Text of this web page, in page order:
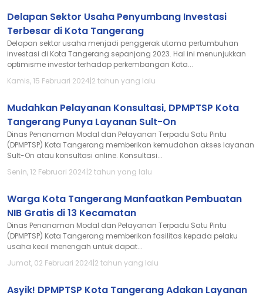
Delapan Sektor Usaha Penyumbang Investasi
Terbesar di Kota Tangerang
Delapan sektor usaha menjadi penggerak utama pertumbuhan
investasi di Kota Tangerang sepanjang 2023. Hal ini menunjukkan
optimisme investor terhadap perkembangan Kota...
Kamis, 15 Februari 2024|2 tahun yang lalu
Mudahkan Pelayanan Konsultasi, DPMPTSP Kota
Tangerang Punya Layanan Sult-On
Dinas Penanaman Modal dan Pelayanan Terpadu Satu Pintu
(DPMPTSP) Kota Tangerang memberikan kemudahan akses layanan
Sult-On atau konsultasi online. Konsultasi...
Senin, 12 Februari 2024|2 tahun yang lalu
Warga Kota Tangerang Manfaatkan Pembuatan
NIB Gratis di 13 Kecamatan
Dinas Penanaman Modal dan Pelayanan Terpadu Satu Pintu
(DPMPTSP) Kota Tangerang memberikan fasilitas kepada pelaku
usaha kecil menengah untuk dapat...
Jumat, 02 Februari 2024|2 tahun yang lalu
Asyik! DPMPTSP Kota Tangerang Adakan Layanan